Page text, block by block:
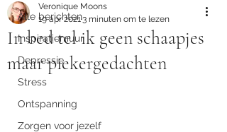
Alle berichten
Inspiratiemuur
Depressie
Stress
Ontspanning
Zorgen voor jezelf
In bed tel ik geen schaapjes
maar piekergedachten
Veronique Moons
19 apr 20213 minuten om te lezen